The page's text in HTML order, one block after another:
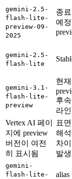
gemini-2.5-
flash-lite-
preview-09-
2025
종료
예정
gemini-2.5-
flash-lite
gemini-3.1-
flash-lite-
preview
현재
후속
라인
Vertex AI 페이
지에 preview
버전이 여전
히 표시됨
표
해석
차이
발생
gemini-
flash-lite-
alias